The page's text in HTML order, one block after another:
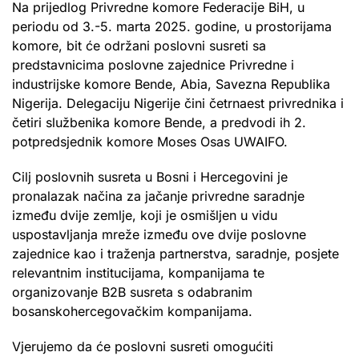
Na prijedlog Privredne komore Federacije BiH, u
periodu od 3.-5. marta 2025. godine, u prostorijama
komore, bit će održani poslovni susreti sa
predstavnicima poslovne zajednice Privredne i
industrijske komore Bende, Abia, Savezna Republika
Nigerija. Delegaciju Nigerije čini četrnaest privrednika i
četiri službenika komore Bende, a predvodi ih 2.
potpredsjednik komore Moses Osas UWAIFO.
Cilj poslovnih susreta u Bosni i Hercegovini je
pronalazak načina za jačanje privredne saradnje
između dvije zemlje, koji je osmišljen u vidu
uspostavljanja mreže između ove dvije poslovne
zajednice kao i traženja partnerstva, saradnje, posjete
relevantnim institucijama, kompanijama te
organizovanje B2B susreta s odabranim
bosanskohercegovačkim kompanijama.
Vjerujemo da će poslovni susreti omogućiti